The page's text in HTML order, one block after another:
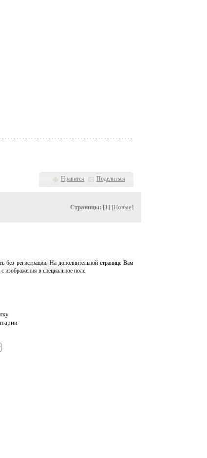
Нравится Поделиться
Страницы: [1] [Новые]
без регистрации. На дополнительной странице Вам
изображения в специальное поле.